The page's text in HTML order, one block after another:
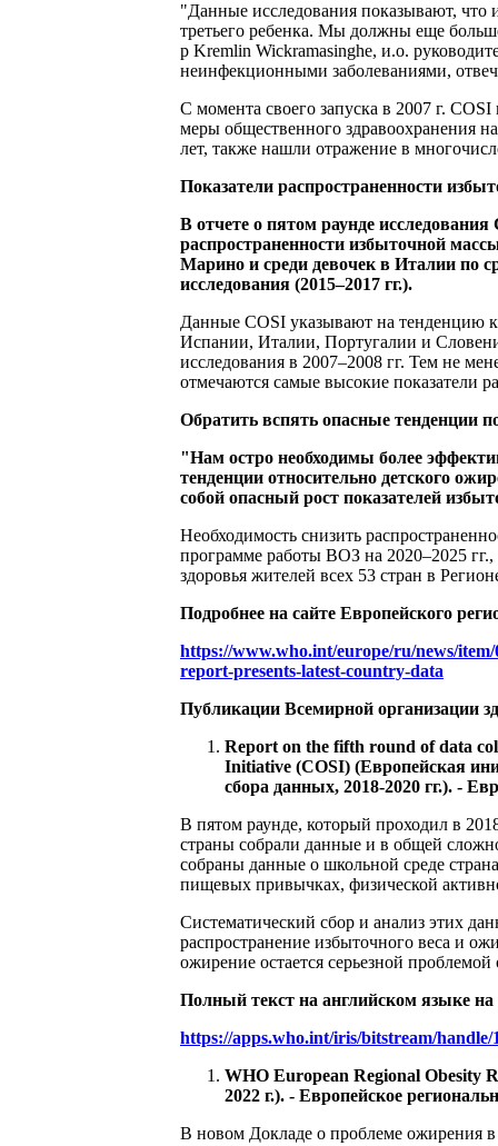
"Данные исследования показывают, что
третьего ребенка. Мы должны еще
р Kremlin Wickramasinghe, и.о.
неинфекционными заболеваниями,
С момента своего запуска в 2007 г.
меры общественного здравоохранения
лет, также нашли отражение в
Показатели распространенности
В отчете о пятом раунде
распространенности избыточной
Марино и среди девочек в Италии по
исследования (2015–2017 гг.).
Данные COSI указывают на тенденцию
Испании, Италии, Португалии и
исследования в 2007–2008 гг. Тем не
отмечаются самые высокие показатели
Обратить вспять опасные тенденции
"Нам остро необходимы более
тенденции относительно детского
собой опасный рост показателей
Необходимость снизить
программе работы ВОЗ на 2020–2025
здоровья жителей всех 53 стран в
Подробнее на сайте Европейского
https://www.who.int/europe/ru/news/
report-presents-latest-country-data
Публикации Всемирной организации
Report on the fifth round of data
Initiative (‎COSI) ‎(Европейская
сбора данных, 2018-2020 гг.). -
В пятом раунде, который проходил в
страны собрали данные и в общей
собраны данные о школьной среде
пищевых привычках, физической
Систематический сбор и анализ этих
распространение избыточного веса и
ожирение остается серьезной
Полный текст на английском языке
https://apps.who.int/iris/bitstream/handle/
WHO European Regional Obesity
2022 г.). - Европейское
В новом Докладе о проблеме ожирения в